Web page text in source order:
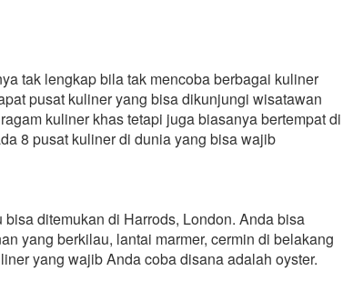
tak lengkap bila tak mencoba berbagai kuliner
pusat kuliner yang bisa dikunjungi wisatawan
kuliner khas tetapi juga biasanya bertempat di
8 pusat kuliner di dunia yang bisa wajib
ditemukan di Harrods, London. Anda bisa
yang berkilau, lantai marmer, cermin di belakang
yang wajib Anda coba disana adalah oyster.